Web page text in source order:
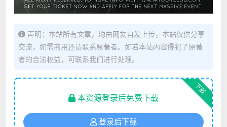
声明：本站所有文章，均由网友自发上传，本站仅供分享
交流，如需商用还请联系原著者。如若本站内容侵犯了原著
者的合法权益，可联系我们进行处理。
下载
本资源登录后免费下载
登录后下载